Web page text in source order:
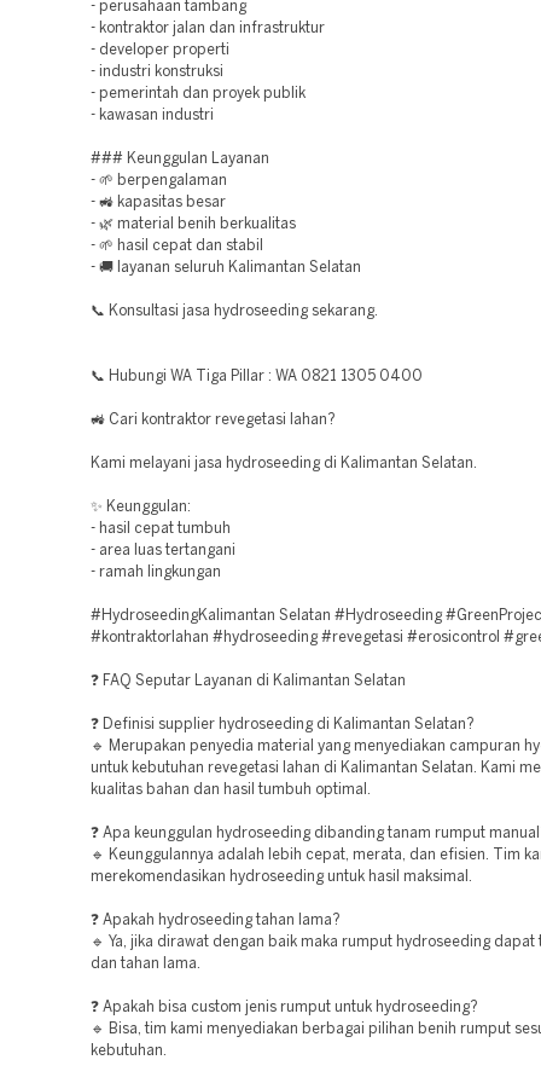
- perusahaan tambang
- kontraktor jalan dan infrastruktur
- developer properti
- industri konstruksi
- pemerintah dan proyek publik
- kawasan industri
### Keunggulan Layanan
- 🌱 berpengalaman
- 🚜 kapasitas besar
- 🌿 material benih berkualitas
- 🌱 hasil cepat dan stabil
- 🚚 layanan seluruh Kalimantan Selatan
📞 Konsultasi jasa hydroseeding sekarang.
📞 Hubungi WA Tiga Pillar : WA 0821 1305 0400
🚜 Cari kontraktor revegetasi lahan?
Kami melayani jasa hydroseeding di Kalimantan Selatan.
✨ Keunggulan:
- hasil cepat tumbuh
- area luas tertangani
- ramah lingkungan
#HydroseedingKalimantan Selatan #Hydroseeding
#kontraktorlahan #hydroseeding #revegetasi #erosicontrol
❓ FAQ Seputar Layanan di Kalimantan Selatan
❓ Definisi supplier hydroseeding di Kalimantan Selatan?
🔹 Merupakan penyedia material yang menyediakan campuran
untuk kebutuhan revegetasi lahan di Kalimantan Selatan. Kami
kualitas bahan dan hasil tumbuh optimal.
❓ Apa keunggulan hydroseeding dibanding tanam rumput
🔹 Keunggulannya adalah lebih cepat, merata, dan efisien. Tim
merekomendasikan hydroseeding untuk hasil maksimal.
❓ Apakah hydroseeding tahan lama?
🔹 Ya, jika dirawat dengan baik maka rumput hydroseeding dapat
dan tahan lama.
❓ Apakah bisa custom jenis rumput untuk hydroseeding?
🔹 Bisa, tim kami menyediakan berbagai pilihan benih rumput
kebutuhan.